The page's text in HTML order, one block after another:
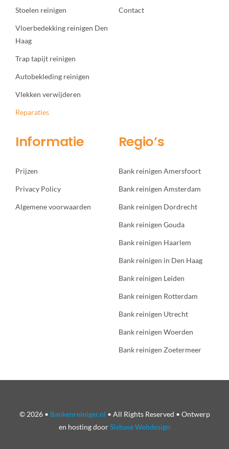
Stoelen reinigen
Vloerbedekking reinigen Den
Haag
Trap tapijt reinigen
Autobekleding reinigen
Vlekken verwijderen
Reparaties
Contact
Informatie
Prijzen
Privacy Policy
Algemene voorwaarden
Regio’s
Bank reinigen Amersfoort
Bank reinigen Amsterdam
Bank reinigen Dordrecht
Bank reinigen Gouda
Bank reinigen Haarlem
Bank reinigen in Den Haag
Bank reinigen Leiden
Bank reinigen Rotterdam
Bank reinigen Utrecht
Bank reinigen Woerden
Bank reinigen Zoetermeer
© 2026 • Bankenreiniger.nl • All Rights Reserved • Ontwerp
en hosting doorSixbase Webdesign